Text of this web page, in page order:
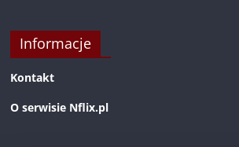
Informacje
Kontakt
O serwisie Nflix.pl